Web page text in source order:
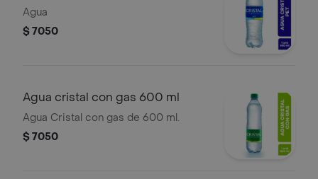
Agua
$ 7050
Agua cristal con gas 600 ml
Agua Cristal con gas de 600 ml.
$ 7050